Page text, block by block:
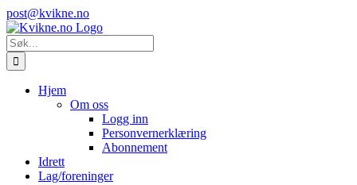
Skip
to
content
Instagram
E-
post
post@kvikne.no
Søk
etter:
Hjem
Om oss
Logg inn
Personvernerklæring
Abonnement
Idrett
Lag/foreninger